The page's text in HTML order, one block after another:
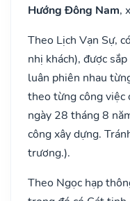
Hướng Đông Nam,
Theo Lịch Vạn Sự,
nhị khách), được
luân phiên nhau
theo từng công việc
ngày 28 tháng 8
công xây dựng.
trương.).
Theo Ngọc hạp